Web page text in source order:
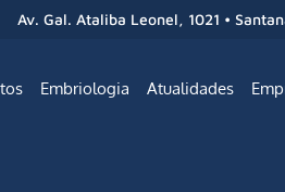
Av. Gal. Ataliba Leonel, 1021 •
Embriologia Atualidades